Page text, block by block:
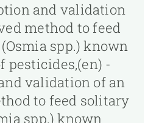
and validation
method to feed
spp.) known
pesticides,(en) -
validation of an
to feed solitary
spp.) known